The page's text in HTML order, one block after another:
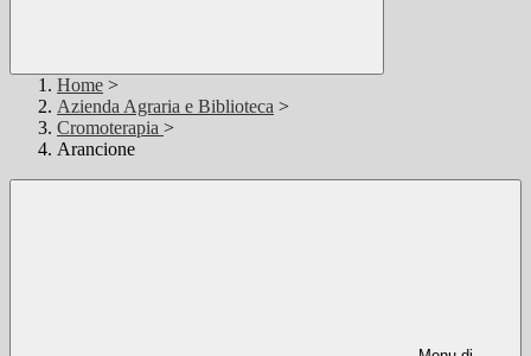
Home >
Azienda Agraria e Biblioteca >
Cromoterapia >
Arancione